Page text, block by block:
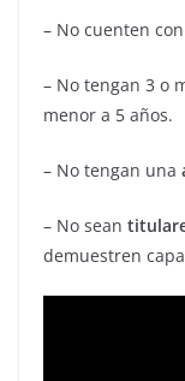
– No cuenten
– No tengan 3 o
menor a 5 años.
– No tengan una
– No sean
demuestren